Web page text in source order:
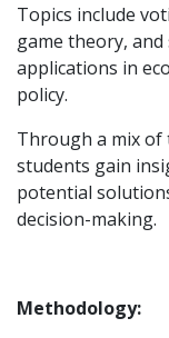
Topics include
game theory,
applications in
policy.
Through a mix of
students gain
potential
decision-making.
Methodology: